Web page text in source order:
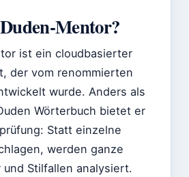
Mentor?
ist ein cloudbasierter
der vom renommierten
wurde. Anders als
Wörterbuch bietet er
Statt einzelne
werden ganze
und Stilfallen analysiert.